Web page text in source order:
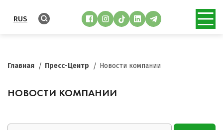
RUS
Главная Пресс-Центр Новости компании
НОВОСТИ КОМПАНИИ